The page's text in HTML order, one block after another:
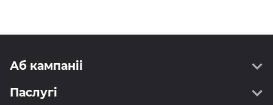
Аб кампаніі
Пра нас
Паслугі